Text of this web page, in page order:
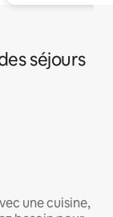
séjours
une cuisine,